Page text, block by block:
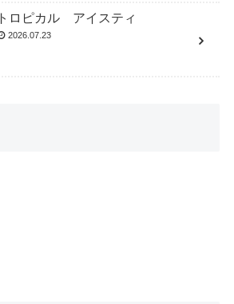
トロピカル アイスティ
2026.07.23